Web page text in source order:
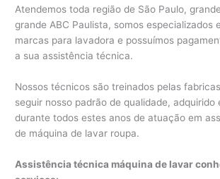
Atendemos toda região de São Paulo,
grande ABC Paulista, somos especializados
marcas para lavadora e possuímos
a sua assistência técnica.
Nossos técnicos são treinados pelas
seguir nosso padrão de qualidade, adquirido
durante todos estes anos de atuação em
de máquina de lavar roupa.
Assistência técnica máquina de lavar